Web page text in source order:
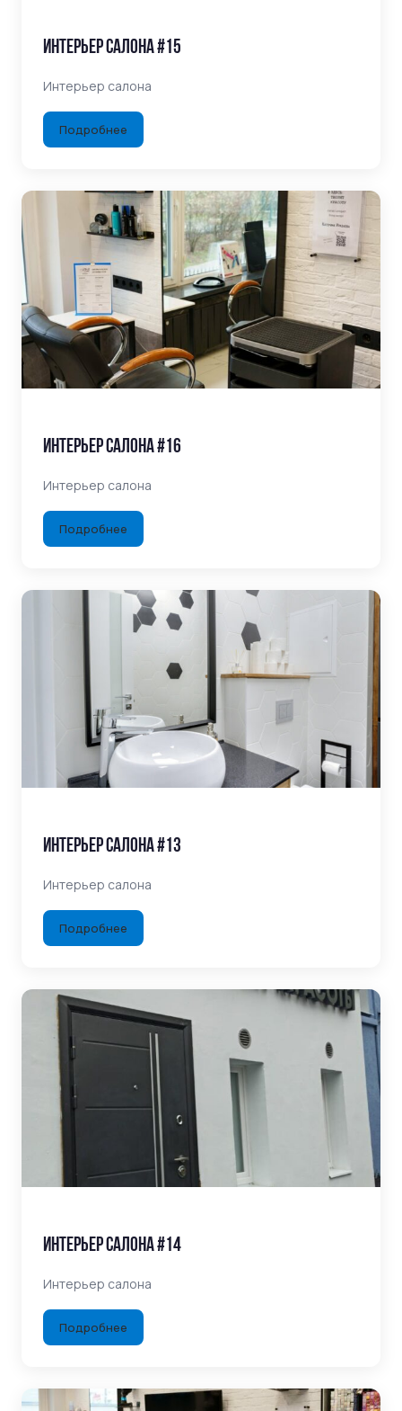
Интерьер салона #15
Интерьер салона
Подробнее
Интерьер салона #16
Интерьер салона
Подробнее
Интерьер салона #13
Интерьер салона
Подробнее
Интерьер салона #14
Интерьер салона
Подробнее